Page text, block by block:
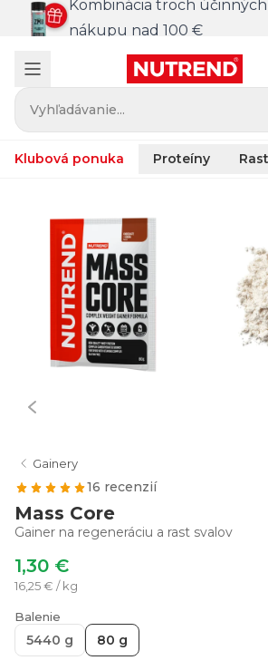
Kombinácia troch
nákupu nad 100 €
Vyhľadávanie...
Klubová ponuka Proteíny
Gainery
16 recenzií
Mass Core
Gainer na regeneráciu a rast svalov
1,30 €
16,25 € / kg
Balenie
5440 g 80 g